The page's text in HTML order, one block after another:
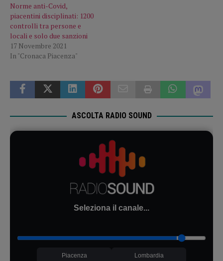
Norme anti-Covid,
piacentini disciplinati: 1200
controlli tra persone e
locali e solo due sanzioni
17 Novembre 2021
In "Cronaca Piacenza"
ASCOLTA RADIO SOUND
Seleziona il canale...
Piacenza Lombardia